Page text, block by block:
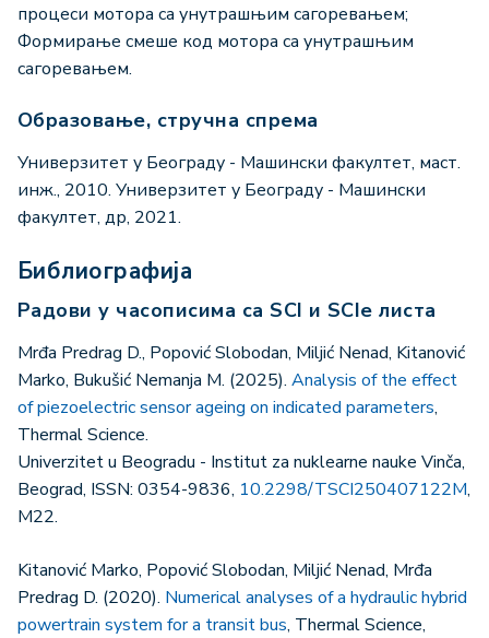
процеси мотора са унутрашњим сагоревањем;
Формирање смеше код мотора са унутрашњим
сагоревањем.
Образовање, стручна спрема
Универзитет у Београду - Машински факултет, маст.
инж., 2010. Универзитет у Београду - Машински
факултет, др, 2021.
Библиографија
Радови у часописима са SCI и SCIe листа
Mrđa Predrag D., Popović Slobodan, Miljić Nenad, Kitanović
Marko, Bukušić Nemanja M. (2025). Analysis of the effect
of piezoelectric sensor ageing on indicated parameters,
Thermal Science.
Univerzitet u Beogradu - Institut za nuklearne nauke Vinča,
Beograd, ISSN: 0354-9836, 10.2298/TSCI250407122M,
M22.
Kitanović Marko, Popović Slobodan, Miljić Nenad, Mrđa
Predrag D. (2020). Numerical analyses of a hydraulic hybrid
powertrain system for a transit bus, Thermal Science,